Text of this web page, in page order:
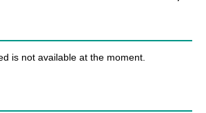
is not available at the moment.